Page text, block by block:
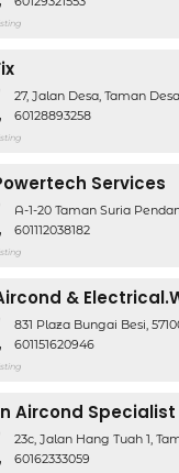
27, Jalan Desa, Taman
60128893258
Services
A-1-20 Taman Suria
601112038182
&
831 Plaza Bungai Besi,
601151620946
Aircond Specialist
23c, Jalan Hang Tuah 1,
60162333059